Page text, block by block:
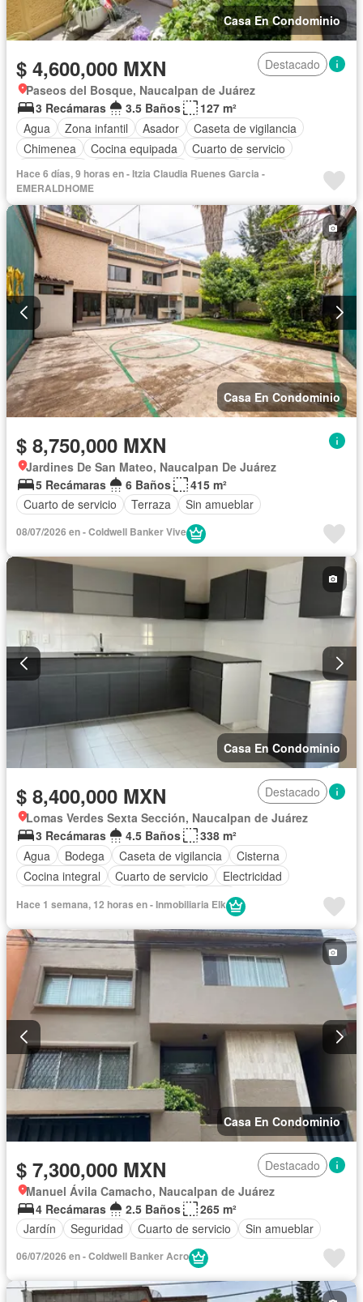
Casa En Condominio
$ 4,600,000 MXN
Destacado
Paseos del Bosque, Naucalpan de Juárez
3 Recámaras
3.5 Baños
127 m²
Agua
Zona infantil Asador
Caseta de vigilancia
Chimenea
Cocina equipada
Cuarto de servicio
Electricidad
Estacionamiento Internet
Jardín
Recámara con closet
Terraza
Vista panorámica Wifi
Zonas verdes
Sin amueblar
Hace 6 días, 9 horas en - Itzia Claudia Ruenes Garcia -
EMERALDHOME
Casa En Condominio
$ 8,750,000 MXN
Jardines De San Mateo, Naucalpan De Juárez
5 Recámaras
6 Baños
415 m²
Cuarto de servicio
Terraza Sin amueblar
08/07/2026 en - Coldwell Banker Vive
Casa En Condominio
$ 8,400,000 MXN
Destacado
Lomas Verdes Sexta Sección, Naucalpan de Juárez
3 Recámaras
4.5 Baños
338 m²
Agua
Bodega Caseta de vigilancia
Cisterna
Cocina integral
Cuarto de servicio
Electricidad
Jardín
Hace 1 semana, 12 horas en - Inmobiliaria Elk
Casa En Condominio
$ 7,300,000 MXN
Destacado
Manuel Ávila Camacho, Naucalpan de Juárez
4 Recámaras
2.5 Baños
265 m²
Jardín
Seguridad Cuarto de servicio Sin amueblar
06/07/2026 en - Coldwell Banker Acro